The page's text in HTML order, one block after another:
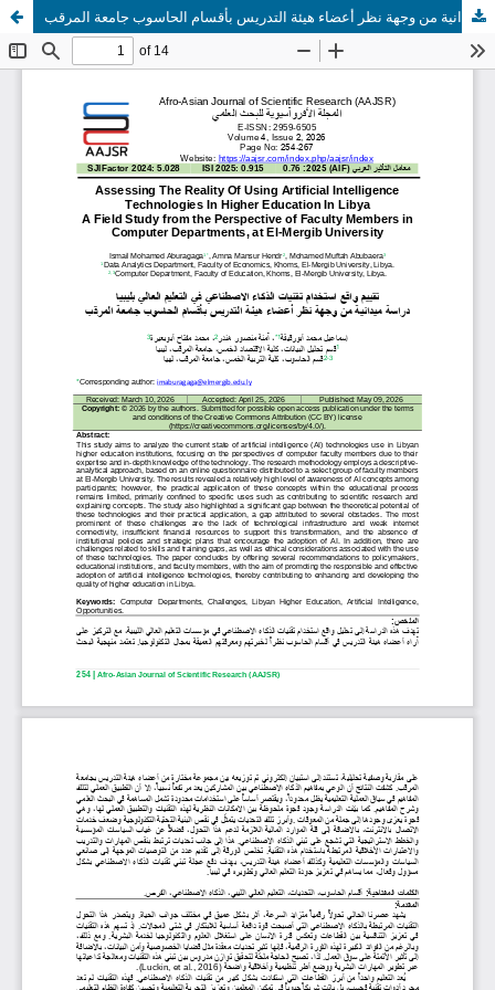
تقييم واقع استخدام تقنيات الذكاء الاصطناعي في التعليم العالي بليبيا دراسة ميدانية من وجهة نظر أعضاء هيئة التدريس بأقسام الحاسوب جامعة المرقب